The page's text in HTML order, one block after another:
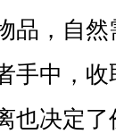
品，自
手中，
也决定了